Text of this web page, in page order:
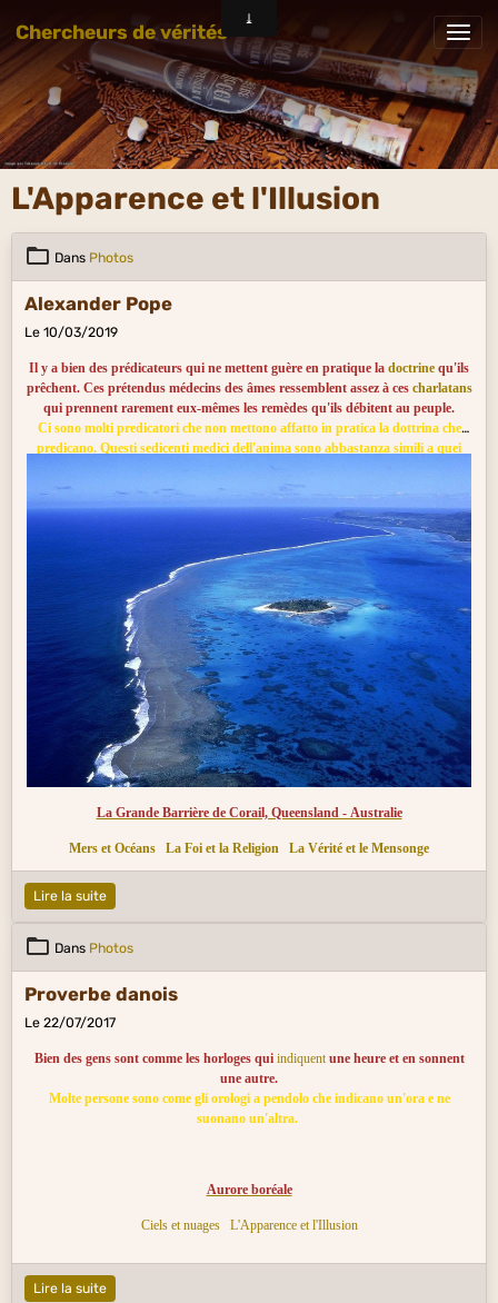
Chercheurs de vérités
L'Apparence et l'Illusion
Dans Photos
Alexander Pope
Le 10/03/2019
Il y a bien des prédicateurs qui ne mettent guère en pratique la doctrine qu'ils
prêchent. Ces prétendus médecins des âmes ressemblent assez à ces charlatans
qui prennent rarement eux-mêmes les remèdes qu'ils débitent au peuple.
Ci sono molti predicatori che non mettono affatto in pratica la dottrina che
predicano. Questi sedicenti medici dell'anima sono abbastanza simili a quei
La Grande Barrière de Corail, Queensland - Australie
Mers et Océans La Foi et la Religion La Vérité et le Mensonge
Lire la suite
Dans Photos
Proverbe danois
Le 22/07/2017
Bien des gens sont comme les horloges qui indiquentune heure et en sonnent
une autre.
Molte persone sono come gli orologi a pendolo che indicano un'ora e ne
suonano un'altra.
Aurore boréale
Ciels et nuages L'Apparence et l'Illusion
Lire la suite